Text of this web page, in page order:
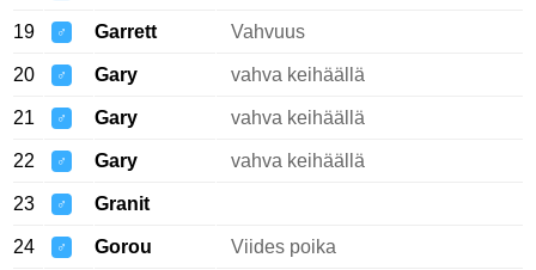
19 ♂ Garrett Vahvuus
20 ♂ Gary vahva keihäällä
21 ♂ Gary vahva keihäällä
22 ♂ Gary vahva keihäällä
23 ♂ Granit
24 ♂ Gorou Viides poika